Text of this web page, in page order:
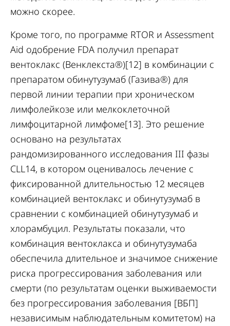
можно скорее.
Кроме того, по программе RTOR и Assessment
Aid одобрение FDA получил препарат
вентоклакс (Венклекста®)[12] в комбинации с
препаратом обинутузумаб (Газива®) для
первой линии терапии при хроническом
лимфолейкозе или мелкоклеточной
лимфоцитарной лимфоме[13]. Это решение
основано на результатах
рандомизированного исследования III фазы
CLL14, в котором оценивалось лечение с
фиксированной длительностью 12 месяцев
комбинацией вентоклакс и обинутузумаб в
сравнении с комбинацией обинутузумаб и
хлорамбуцил. Результаты показали, что
комбинация вентоклакса и обинутузумаба
обеспечила длительное и значимое снижение
риска прогрессирования заболевания или
смерти (по результатам оценки выживаемости
без прогрессирования заболевания [ВБП]
независимым наблюдательным комитетом) на